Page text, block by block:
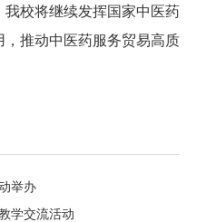
校将继续发挥国家中医药
，推动中医药服务贸易高质
举办
学交流活动